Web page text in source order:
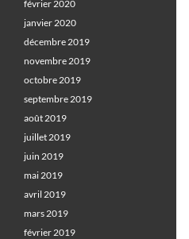
février 2020
janvier 2020
décembre 2019
novembre 2019
octobre 2019
septembre 2019
août 2019
juillet 2019
juin 2019
mai 2019
avril 2019
mars 2019
février 2019